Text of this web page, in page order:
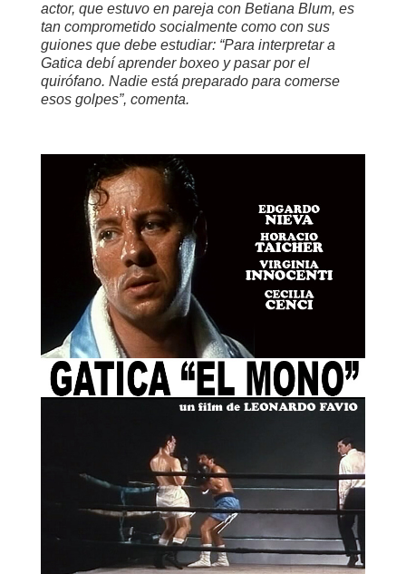
actor, que estuvo en pareja con Betiana Blum, es
tan comprometido socialmente como con sus
guiones que debe estudiar: “Para interpretar a
Gatica debí aprender boxeo y pasar por el
quirófano. Nadie está preparado para comerse
esos golpes”, comenta.